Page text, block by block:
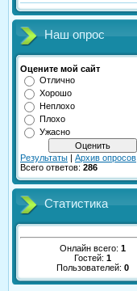
Наш опрос
Оцените мой сайт
Отлично
Хорошо
Неплохо
Плохо
Ужасно
Результаты | Архив опросов
Всего ответов: 286
Статистика
Онлайн всего: 1
Гостей: 1
Пользователей: 0